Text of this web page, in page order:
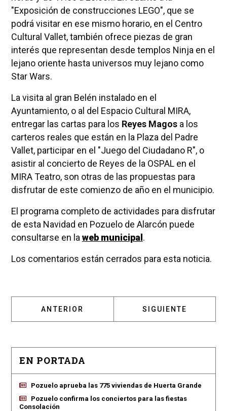
"Exposición de construcciones LEGO", que se
podrá visitar en ese mismo horario, en el Centro
Cultural Vallet, también ofrece piezas de gran
interés que representan desde templos Ninja en el
lejano oriente hasta universos muy lejano como
Star Wars.
La visita al gran Belén instalado en el
Ayuntamiento, o al del Espacio Cultural MIRA,
entregar las cartas para los Reyes Magosa los
carteros reales que están en la Plaza del Padre
Vallet, participar en el "Juego del Ciudadano R", o
asistir al concierto de Reyes de la OSPAL en el
MIRA Teatro, son otras de las propuestas para
disfrutar de este comienzo de año en el municipio.
El programa completo de actividades para disfrutar
de esta Navidad en Pozuelo de Alarcón puede
consultarse en la web municipal.
Los comentarios están cerrados para esta noticia.
ARTÍCULO ANTERIOR: EL "DUENDE" DE LA
ANTERIOR ARTÍCULO
SIGUIENTE
EN PORTADA
Pozuelo aprueba las 775 viviendas de Huerta Grande
Pozuelo confirma los conciertos para las fiestas
Consolación